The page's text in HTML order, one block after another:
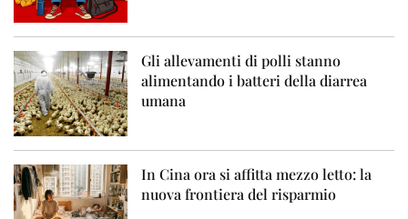
Gli allevamenti di polli stanno
alimentando i batteri della diarrea
umana
In Cina ora si affitta mezzo letto: la
nuova frontiera del risparmio